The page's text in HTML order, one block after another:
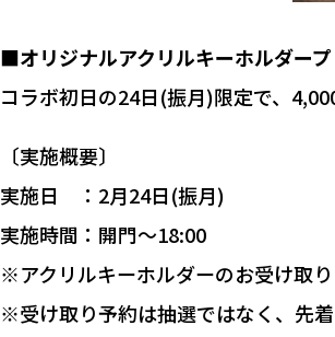
■オリジナルアクリルキーホルダー
コラボ初日の24日(振月)限定で、
〔実施概要〕
実施日 ：2月24日(振月)
実施時間：開門～18:00
※アクリルキーホルダーのお受け取り
※受け取り予約は抽選ではなく、先着